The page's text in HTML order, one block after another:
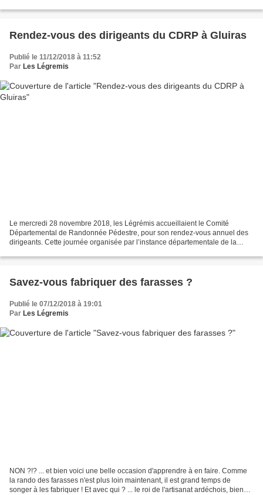
Rendez-vous des dirigeants du CDRP à Gluiras
Publié le 11/12/2018 à 11:52
Par Les Légremis
Le mercredi 28 novembre 2018, les Légrémis accueillaient le Comité
Départemental de Randonnée Pédestre, pour son rendez-vous annuel des
dirigeants. Cette journée organisée par l’instance départementale de la
Savez-vous fabriquer des farasses ?
Publié le 07/12/2018 à 19:01
Par Les Légremis
NON ?!? ... et bien voici une belle occasion d'apprendre à en faire. Comme
la rando des farasses n'est plus loin maintenant, il est grand temps de
songer à les fabriquer ! Et avec qui ? ... le roi de l'artisanat ardéchois, bien